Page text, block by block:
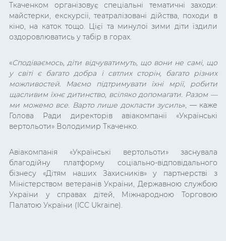
Ткаченком організовує спеціальні тематичні заходи:
майстерки, екскурсії, театралізовані дійства, походи в
кіно, на каток тощо. Цієї та минулої зими діти їздили
оздоровлюватись у табір в горах.
«Сподіваємось, діти відчуватимуть, що вони не самі, що
у світі є багато добра і свтлих сторін, багато різних
можливостей. Маємо підтримувати їхні мрії, робити
щасливим їхнє дитинство, всіляко допомагати. Разом —
ми можемо все. Варто лише докласти зусиль», — каже
Голова Ради директорів авіакомпанії «Українські
вертольоти» Володимир Ткаченко.
Авіакомпанія «Українські вертольоти» заснувала
благодійну платформу соціально-відповідального
бізнесу «Дітям наших Захисників» у партнерстві з
Міністерством ветеранів України, Державною службою
України у справах дітей, Міжнародною Торговою
Палатою України (ICC Ukraine).